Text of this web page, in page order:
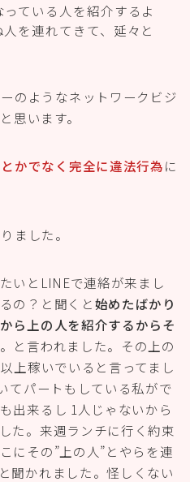
ている人を紹介するよ
を連れてきて、延々と
のようなネットワークビジ
思います。
かでなく完全に違法行為に
ました。
いとLINEで連絡が来まし
の？と聞くと始めたばかり
ら上の人を紹介するからそ
。と言われました。その上の
上稼いでいると言ってまし
てパートもしている私がで
出来るし 1人じゃないから
た。来週ランチに行く約束
にその”上の人”とやらを連
聞かれました。怪しくない